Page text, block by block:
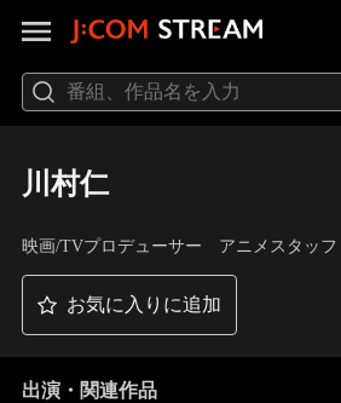
川村仁
映画/TVプロデューサー アニメスタッフ
お気に入りに追加
出演・関連作品